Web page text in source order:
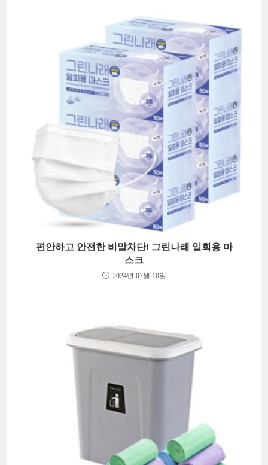
편안하고 안전한 비말차단! 그린나래 일회용 마
스크
2024년 07월 10일